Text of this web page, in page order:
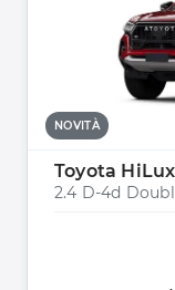
NOVITÀ
Toyota HiLux
2.4 D-4d